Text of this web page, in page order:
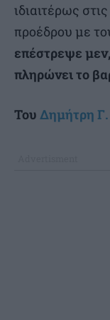
ιδιαιτέρως
προέδρου με
επέστρεψε
πληρώνει το
Του Δημήτρη